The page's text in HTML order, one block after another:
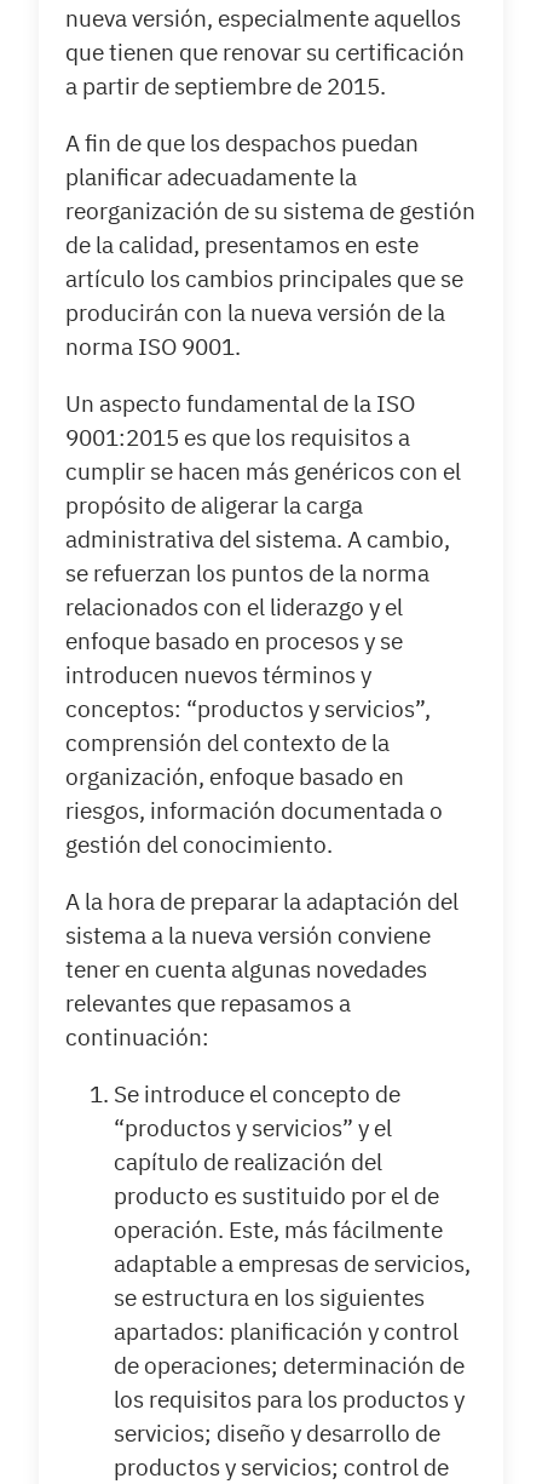
nueva versión, especialmente aquellos
que tienen que renovar su certificación
a partir de septiembre de 2015.
A fin de que los despachos puedan
planificar adecuadamente la
reorganización de su sistema de gestión
de la calidad, presentamos en este
artículo los cambios principales que se
producirán con la nueva versión de la
norma ISO 9001.
Un aspecto fundamental de la ISO
9001:2015 es que los requisitos a
cumplir se hacen más genéricos con el
propósito de aligerar la carga
administrativa del sistema. A cambio,
se refuerzan los puntos de la norma
relacionados con el liderazgo y el
enfoque basado en procesos y se
introducen nuevos términos y
conceptos: “productos y servicios”,
comprensión del contexto de la
organización, enfoque basado en
riesgos, información documentada o
gestión del conocimiento.
A la hora de preparar la adaptación del
sistema a la nueva versión conviene
tener en cuenta algunas novedades
relevantes que repasamos a
continuación:
Se introduce el concepto de
“productos y servicios” y el
capítulo de realización del
producto es sustituido por el de
operación. Este, más fácilmente
adaptable a empresas de servicios,
se estructura en los siguientes
apartados: planificación y control
de operaciones; determinación de
los requisitos para los productos y
servicios; diseño y desarrollo de
productos y servicios; control de